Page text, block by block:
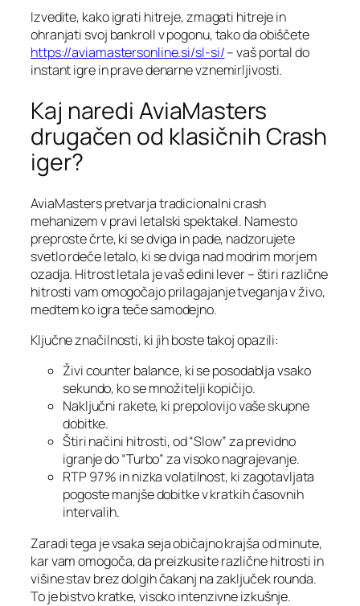
Izvedite, kako igrati hitreje, zmagati hitreje in
ohranjati svoj bankroll v pogonu, tako da obiščete
https://aviamastersonline.si/sl-si/– vaš portal do
instant igre in prave denarne vznemirljivosti.
Kaj naredi AviaMasters
drugačen od klasičnih Crash
iger?
AviaMasters pretvarja tradicionalni crash
mehanizem v pravi letalski spektakel. Namesto
preproste črte, ki se dviga in pade, nadzorujete
svetlo rdeče letalo, ki se dviga nad modrim morjem
ozadja. Hitrost letala je vaš edini lever – štiri različne
hitrosti vam omogočajo prilagajanje tveganja v živo,
medtem ko igra teče samodejno.
Ključne značilnosti, ki jih boste takoj opazili:
Živi counter balance, ki se posodablja vsako
sekundo, ko se množitelji kopičijo.
Naključni rakete, ki prepolovijo vaše skupne
dobitke.
Štiri načini hitrosti, od “Slow” za previdno
igranje do “Turbo” za visoko nagrajevanje.
RTP 97 % in nizka volatilnost, ki zagotavljata
pogoste manjše dobitke v kratkih časovnih
intervalih.
Zaradi tega je vsaka seja običajno krajša od minute,
kar vam omogoča, da preizkusite različne hitrosti in
višine stav brez dolgih čakanj na zaključek rounda.
To je bistvo kratke, visoko intenzivne izkušnje.